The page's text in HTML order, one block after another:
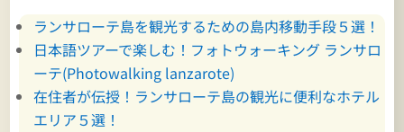
ランサローテ島を観光するための島内移動手段５選！
日本語ツアーで楽しむ！フォトウォーキング ランサロ
ーテ(Photowalking lanzarote)
在住者が伝授！ランサローテ島の観光に便利なホテル
エリア５選！